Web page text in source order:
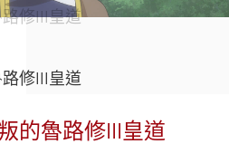
修III皇道
修III皇道
的魯路修III皇道